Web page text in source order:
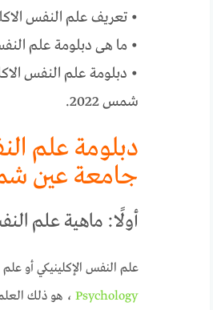
• تعريف علم النفس
• ما هى دبلومة علم
• دبلومة علم النفس
شمس 2022.
دبلومة علم
جامعة عين شمس
أولًا: ماهية علم
علم النفس الإكلينيكي أو
Psychology ، هو ذلك